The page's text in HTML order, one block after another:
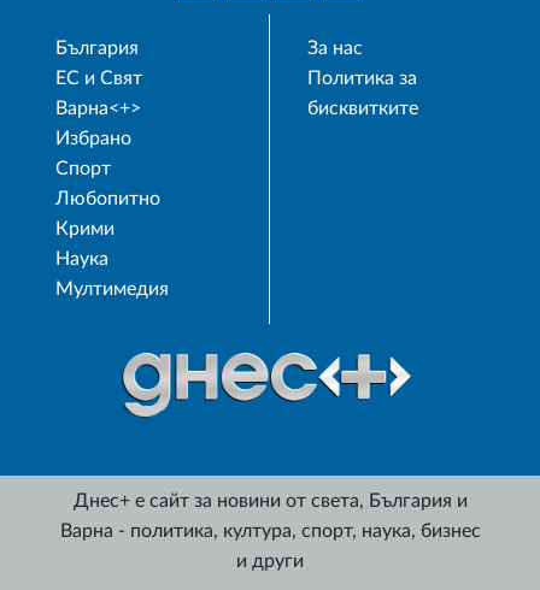
България
ЕС и Свят
Варна<+>
Избрано
Спорт
Любопитно
Крими
Наука
Мултимедия
За нас
Политика за
бисквитките
Днес+ е сайт за новини от света, България и
Варна - политика, култура, спорт, наука, бизнес
и други